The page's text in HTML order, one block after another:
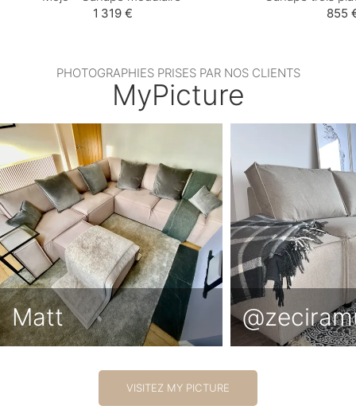
1 319 €
855
PHOTOGRAPHIES PRISES PAR NOS CLIENTS
MyPicture
Matt
VISITEZ MY PICTURE